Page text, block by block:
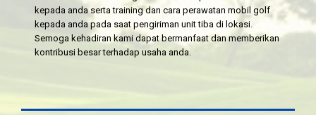
kepada anda serta training dan cara perawatan mobil golf
kepada anda pada saat pengiriman unit tiba di lokasi.
Semoga kehadiran kami dapat bermanfaat dan memberikan
kontribusi besar terhadap usaha anda.